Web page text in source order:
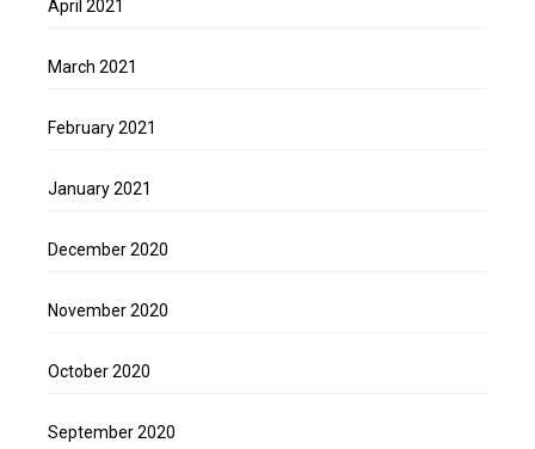
April 2021
March 2021
February 2021
January 2021
December 2020
November 2020
October 2020
September 2020